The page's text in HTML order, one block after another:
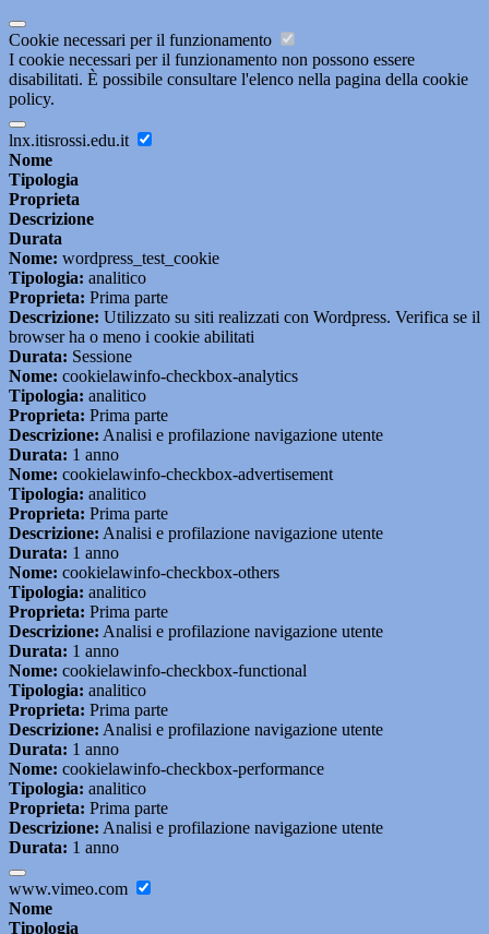
Cookie necessari per il funzionamento
I cookie necessari per il funzionamento non possono essere
disabilitati. È possibile consultare l'elenco nella pagina della cookie
policy.
lnx.itisrossi.edu.it
Nome
Tipologia
Proprieta
Descrizione
Durata
Nome: wordpress_test_cookie
Tipologia: analitico
Proprieta: Prima parte
Descrizione: Utilizzato su siti realizzati con Wordpress. Verifica se il
browser ha o meno i cookie abilitati
Durata: Sessione
Nome: cookielawinfo-checkbox-analytics
Tipologia: analitico
Proprieta: Prima parte
Descrizione: Analisi e profilazione navigazione utente
Durata: 1 anno
Nome: cookielawinfo-checkbox-advertisement
Tipologia: analitico
Proprieta: Prima parte
Descrizione: Analisi e profilazione navigazione utente
Durata: 1 anno
Nome: cookielawinfo-checkbox-others
Tipologia: analitico
Proprieta: Prima parte
Descrizione: Analisi e profilazione navigazione utente
Durata: 1 anno
Nome: cookielawinfo-checkbox-functional
Tipologia: analitico
Proprieta: Prima parte
Descrizione: Analisi e profilazione navigazione utente
Durata: 1 anno
Nome: cookielawinfo-checkbox-performance
Tipologia: analitico
Proprieta: Prima parte
Descrizione: Analisi e profilazione navigazione utente
Durata: 1 anno
www.vimeo.com
Nome
Tipologia